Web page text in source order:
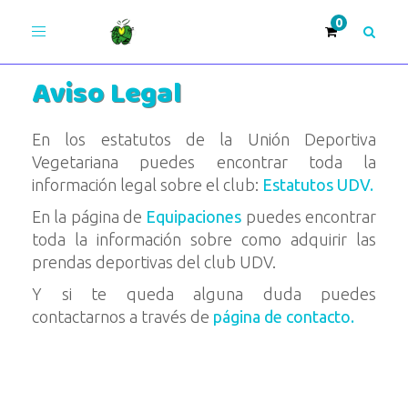
Toggle
Únete >
¡Adelante!
Aviso Legal
En los estatutos de la Unión Deportiva
Vegetariana puedes encontrar toda la
información legal sobre el club: Estatutos UDV.
En la página de Equipaciones puedes encontrar
toda la información sobre como adquirir las
prendas deportivas del club UDV.
Y si te queda alguna duda puedes
contactarnos a través de página de contacto.